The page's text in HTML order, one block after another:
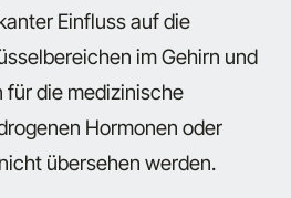
Einfluss auf die
im Gehirn und
für die medizinische
Hormonen oder
übersehen werden.